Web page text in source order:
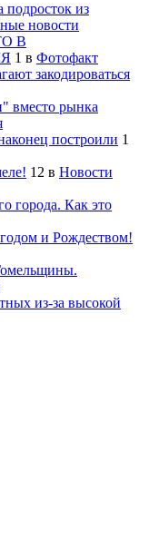
подросток из
новости
В
1 в Фотофакт
закодироваться
вместо рынка
построили 1
12 в Новости
города. Как это
и Рождеством!
из-за высокой